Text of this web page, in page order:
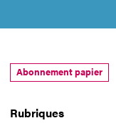
Rubriques
Abonnement papier